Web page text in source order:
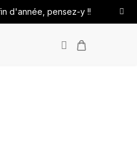
d'année, pensez-y !!